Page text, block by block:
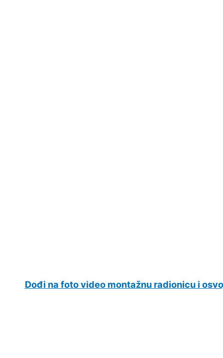
Dođi na foto video montažnu radionicu i